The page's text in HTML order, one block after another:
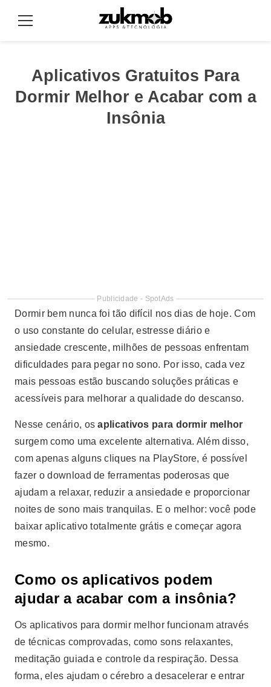
paraMenu
Aplicativos Gratuitos Para
Dormir Melhor e Acabar com a
Insônia
Publicidade - SpotAds
Dormir bem nunca foi tão difícil nos dias de hoje. Com
o uso constante do celular, estresse diário e
ansiedade crescente, milhões de pessoas enfrentam
dificuldades para pegar no sono. Por isso, cada vez
mais pessoas estão buscando soluções práticas e
acessíveis para melhorar a qualidade do descanso.
Nesse cenário, osaplicativos para dormir melhor
surgem como uma excelente alternativa. Além disso,
com apenas alguns cliques na PlayStore, é possível
fazer o download de ferramentas poderosas que
ajudam a relaxar, reduzir a ansiedade e proporcionar
noites de sono mais tranquilas. E o melhor: você pode
baixar aplicativo totalmente grátis e começar agora
mesmo.
Como os aplicativos podem
ajudar a acabar com a insônia?
Os aplicativos para dormir melhor funcionam através
de técnicas comprovadas, como sons relaxantes,
meditação guiada e controle da respiração. Dessa
forma, eles ajudam o cérebro a desacelerar e entrar